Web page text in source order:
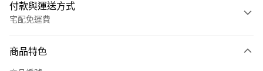
付款與運送方式
宅配免運費
信用卡一次付款
商品特色